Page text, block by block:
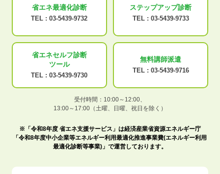
省エネ最適化診断
TEL : 03-5439-9732
ステップアップ診断
TEL : 03-5439-9733
省エネセルフ診断
ツール
TEL : 03-5439-9730
無料講師派遣
TEL : 03-5439-9716
受付時間：10:00～12:00、
13:00～17:00（土曜、日曜、祝日を除く）
※「令和8年度 省エネ支援サービス」は経済産業省資源エネルギー庁
「令和8年度中小企業等エネルギー利用最適化推進事業費(エネルギー利用
最適化診断等事業)」で運営しております。